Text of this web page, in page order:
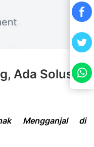
Ada Solusi!
Mengganjal di